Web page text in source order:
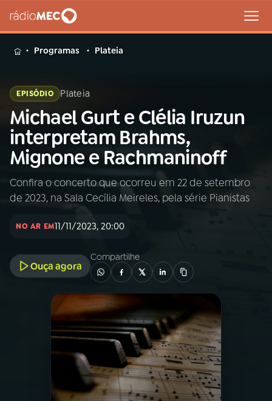
MENU
Buscar
na
Rádio
MEC
Buscar
Início AO VIVO
INÍCIO
A RÁDIO
PROGRAMAÇÃO
PROGRAMAS
PODCASTS
Programas Plateia
EPISÓDIO Plateia
Michael Gurt e Clélia Iruzun
interpretam Brahms,
Mignone e Rachmaninoff
Confira o concerto que ocorreu em 22 de setembro
de 2023, na Sala Cecília Meireles, pela série Pianistas
NO AR EM11/11/2023, 20:00
Ouça agora
Compartilhe